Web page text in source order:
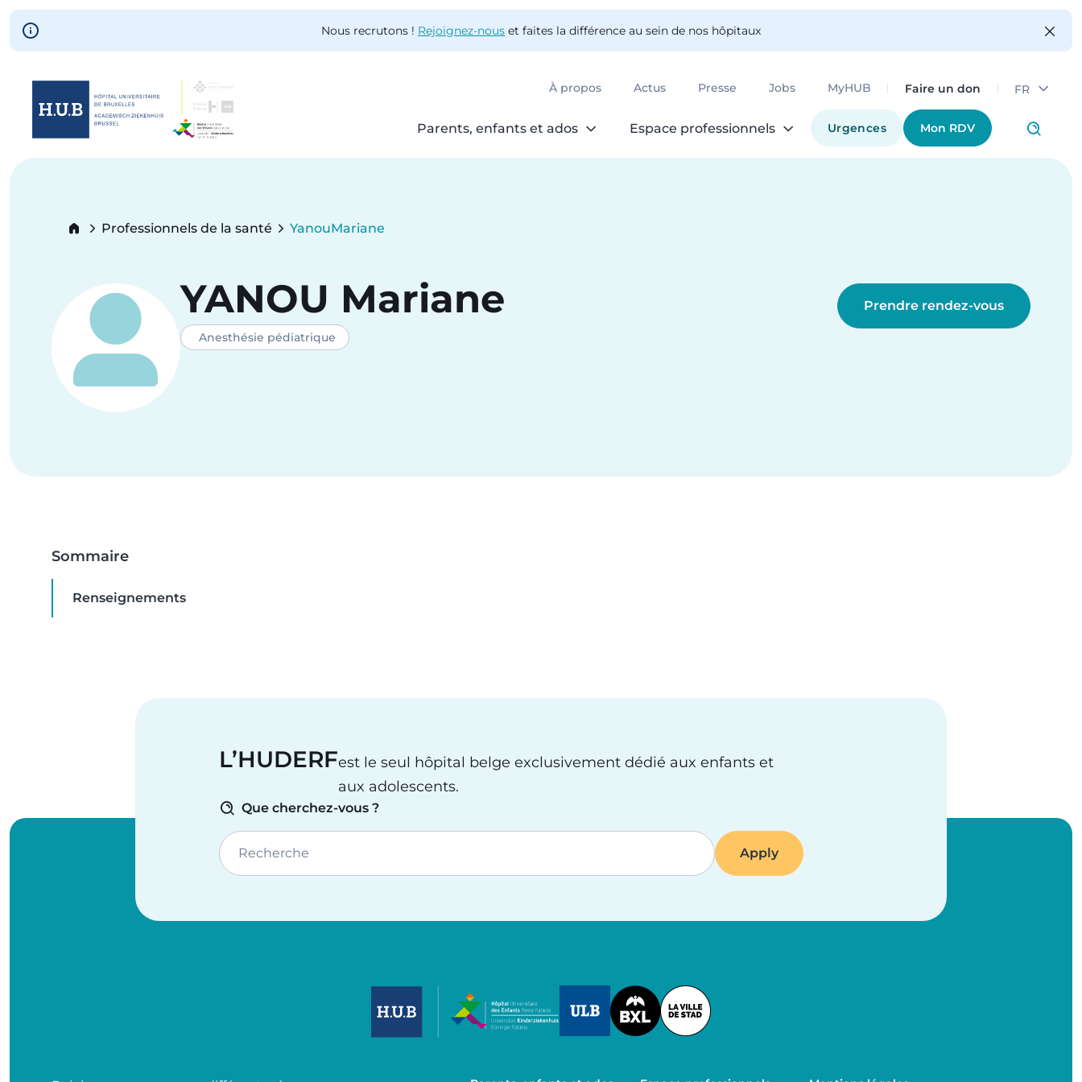
Skip to main content
Nous recrutons ! Rejoignez-nous et faites la différence au sein de nos hôpitaux
À propos Actus Presse Jobs MyHUB Faire un don FR
Parents, enfants et ados Espace professionnels Urgences Mon RDV
Skip
Breadcrumb
Professionnels de la santé Yanou Mariane
YANOU Mariane
Anesthésie pédiatrique
Prendre rendez-vous
Sommaire
Renseignements
L’HUDERFest le seul hôpital belge exclusivement dédié aux enfants et
aux adolescents.
Que cherchez-vous ?
Recherche
Image